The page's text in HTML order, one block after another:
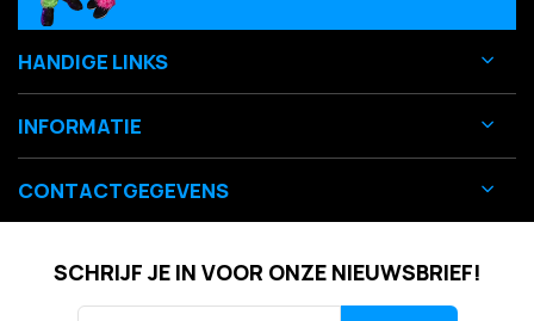
HANDIGE LINKS
INFORMATIE
CONTACTGEGEVENS
SCHRIJF JE IN VOOR ONZE NIEUWSBRIEF!